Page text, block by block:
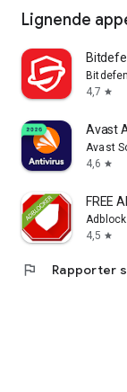
Lignende
4,7 star
Avast
Avast
4,6 star
FREE
4,5 star
flag Rapporter